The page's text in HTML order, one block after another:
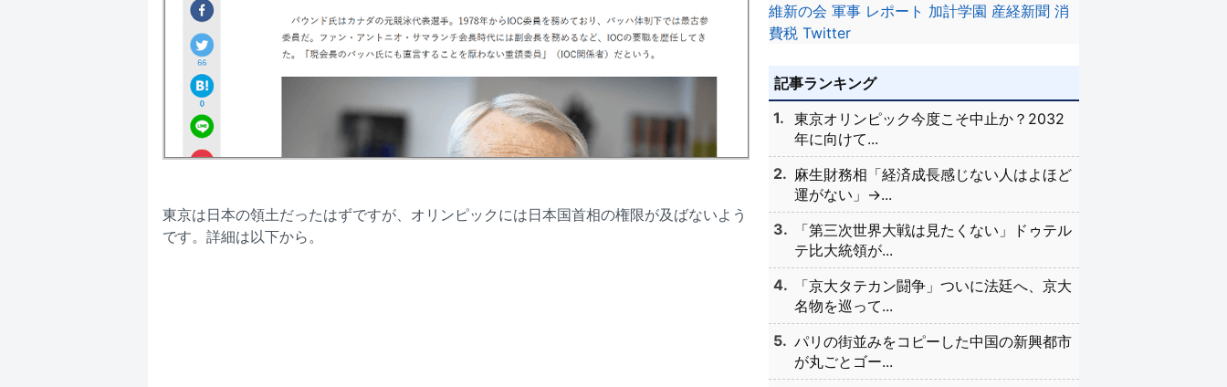
東京は日本の領土だったはずですが、オリンピックには日本国首相の権限が及ばないよう
です。詳細は以下から。
維新の会 軍事 レポート 加計学園 産経新聞 消
費税 Twitter
記事ランキング
東京オリンピック今度こそ中止か？2032
年に向けて...
麻生財務相「経済成長感じない人はよほど
運がない」→...
「第三次世界大戦は見たくない」ドゥテル
テ比大統領が...
「京大タテカン闘争」ついに法廷へ、京大
名物を巡って...
パリの街並みをコピーした中国の新興都市
が丸ごとゴー...